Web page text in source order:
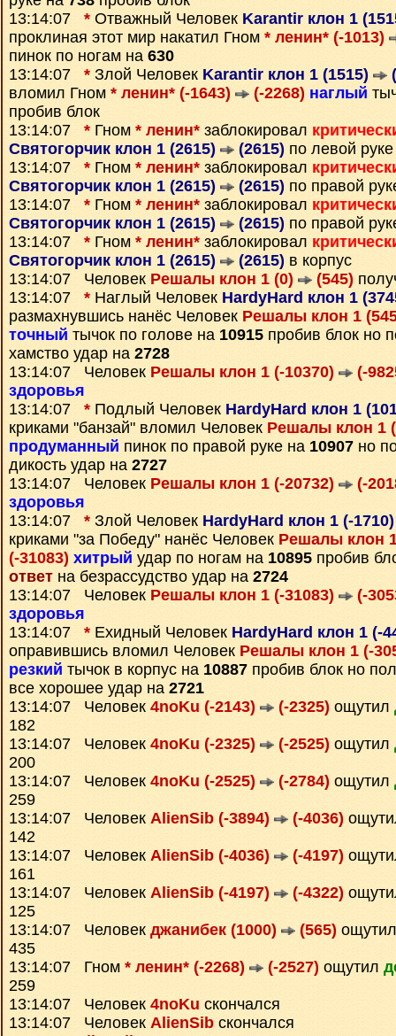
13:14:07 * Отважный Человек Karantir клон 1
проклиная этот мир накатил Гном * ленин* (-1013)
пинок по ногам на 630
13:14:07 * Злой Человек Karantir клон 1 (1515)
вломил Гном * ленин* (-1643) (-2268) наглый
пробив блок
13:14:07 * Гном * ленин* заблокировал
Святогорчик клон 1 (2615)
(2615) по левой руке
13:14:07 * Гном * ленин* заблокировал
Святогорчик клон 1 (2615)
(2615) по правой
13:14:07 * Гном * ленин* заблокировал
Святогорчик клон 1 (2615)
(2615) по правой
13:14:07 * Гном * ленин* заблокировал
Святогорчик клон 1 (2615)
(2615) в корпус
13:14:07 Человек Решалы клон 1 (0) (545)
13:14:07 * Наглый Человек HardyHard клон 1
размахнувшись нанёс Человек Решалы клон 1
точный тычок по голове на 10915 пробив блок но
хамство удар на 2728
13:14:07 Человек Решалы клон 1 (-10370)
(-
здоровья
13:14:07 * Подлый Человек HardyHard клон 1
криками "банзай" вломил Человек Решалы клон 1
продуманный пинок по правой руке на 10907 но
дикость удар на 2727
13:14:07 Человек Решалы клон 1 (-20732)
(-
здоровья
13:14:07 * Злой Человек HardyHard клон 1 (-
криками "за Победу" нанёс Человек Решалы клон
(-31083) хитрый удар по ногам на 10895 пробив
ответ на безрассудство удар на 2724
13:14:07 Человек Решалы клон 1 (-31083)
(-
здоровья
13:14:07 * Ехидный Человек HardyHard клон 1 (-
оправившись вломил Человек Решалы клон 1 (-
резкий тычок в корпус на 10887 пробив блок но
все хорошее удар на 2721
13:14:07 Человек 4noKu (-2143) (-2325) ощутил
182
13:14:07 Человек 4noKu (-2325) (-2525) ощутил
200
13:14:07 Человек 4noKu (-2525) (-2784) ощутил
259
13:14:07 Человек AlienSib (-3894) (-4036)
142
13:14:07 Человек AlienSib (-4036) (-4197)
161
13:14:07 Человек AlienSib (-4197) (-4322)
125
13:14:07 Человек джанибек (1000) (565)
435
13:14:07 Гном * ленин* (-2268) (-2527) ощутил
259
13:14:07 Человек 4noKu скончался
13:14:07 Человек AlienSib скончался